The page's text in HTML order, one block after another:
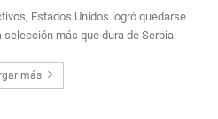
Estados Unidos logró quedarse
más que dura de Serbia.
más